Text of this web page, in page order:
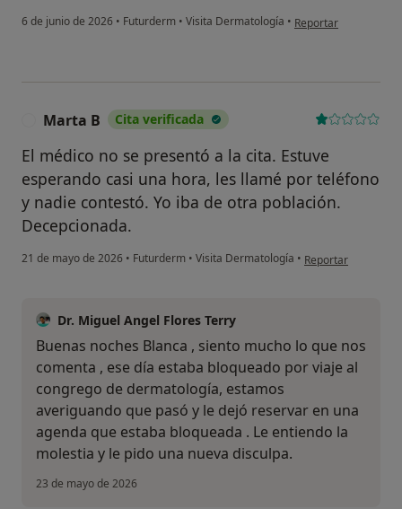
6 de junio de 2026 • Futurderm • Visita Dermatología • en opinión del
Reportar
Marta B Cita verificada
El médico no se presentó a la cita. Estuve
esperando casi una hora, les llamé por teléfono
y nadie contestó. Yo iba de otra población.
Decepcionada.
21 de mayo de 2026 • Futurderm • Visita Dermatología • en opinión del
Reportar
Dr. Miguel Angel Flores Terry
Buenas noches Blanca , siento mucho lo que nos
comenta , ese día estaba bloqueado por viaje al
congrego de dermatología, estamos
averiguando que pasó y le dejó reservar en una
agenda que estaba bloqueada . Le entiendo la
molestia y le pido una nueva disculpa.
23 de mayo de 2026